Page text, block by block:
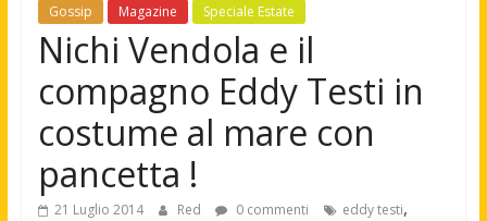
Gossip Magazine Speciale Estate
Nichi Vendola e il
compagno Eddy Testi in
costume al mare con
pancetta !
21 Luglio 2014 Red 0 commenti eddy testi,